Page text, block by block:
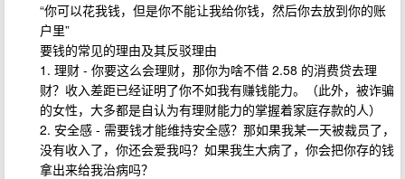
“你可以花我钱，但是你不能让我给你钱，然后你去放到你的账
户里”
要钱的常见的理由及其反驳理由
1. 理财 - 你要这么会理财，那你为啥不借 2.58 的消费贷去理
财？收入差距已经证明了你不如我有赚钱能力。（此外，被诈骗
的女性，大多都是自认为有理财能力的掌握着家庭存款的人）
2. 安全感 - 需要钱才能维持安全感？那如果我某一天被裁员了，
没有收入了，你还会爱我吗？如果我生大病了，你会把你存的钱
拿出来给我治病吗？